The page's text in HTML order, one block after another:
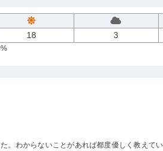
18 3
。わからないことがあれば都度優しく教えて